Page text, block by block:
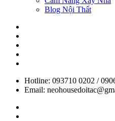
Blog Nội Thất
Hotline: 093710 0202 /
Email: